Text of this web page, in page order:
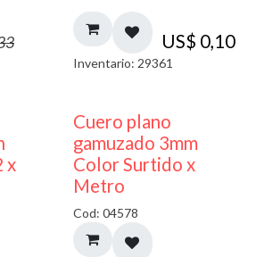
US$ 0,10
Inventario: 29361
x
50% DESCUENTO
Cuero plano
gamuzado 3mm
Color Surtido x
Metro
Cod: 04578